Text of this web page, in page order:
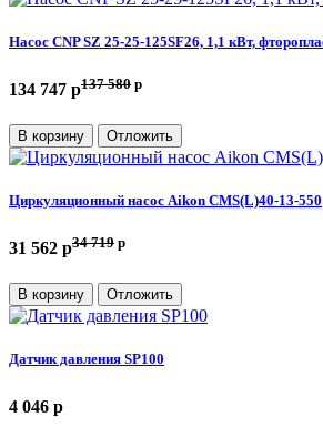
Насос CNP SZ 25-25-125SF26, 1,1 кВт,
134 747 p137 580 p
В корзину Отложить
Циркуляционный насос Aikon CMS(L)40-13-550
31 562 p34 719 p
В корзину Отложить
Датчик давления SP100
4 046 p